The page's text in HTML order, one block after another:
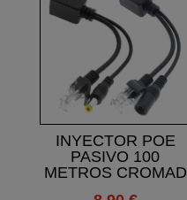
INYECTOR POE
PASIVO 100
METROS CROMAD